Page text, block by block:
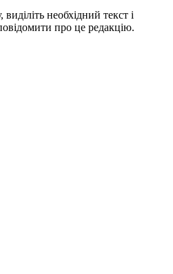
необхідний текст і
про це редакцію.